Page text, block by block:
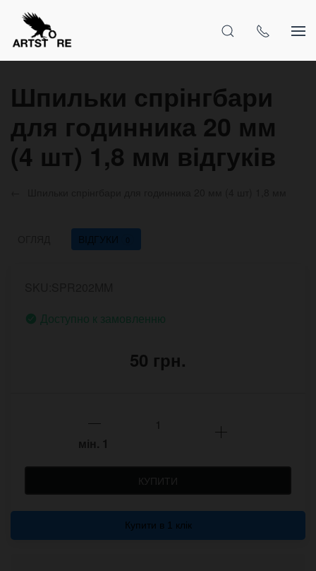
Шпильки спрінгбари
для годинника 20 мм
(4 шт) 1,8 мм відгуків
ВІДГУКИ 0
Доступно к замовленню
50 грн.
мін. 1
КУПИТИ
Купити в 1 клік